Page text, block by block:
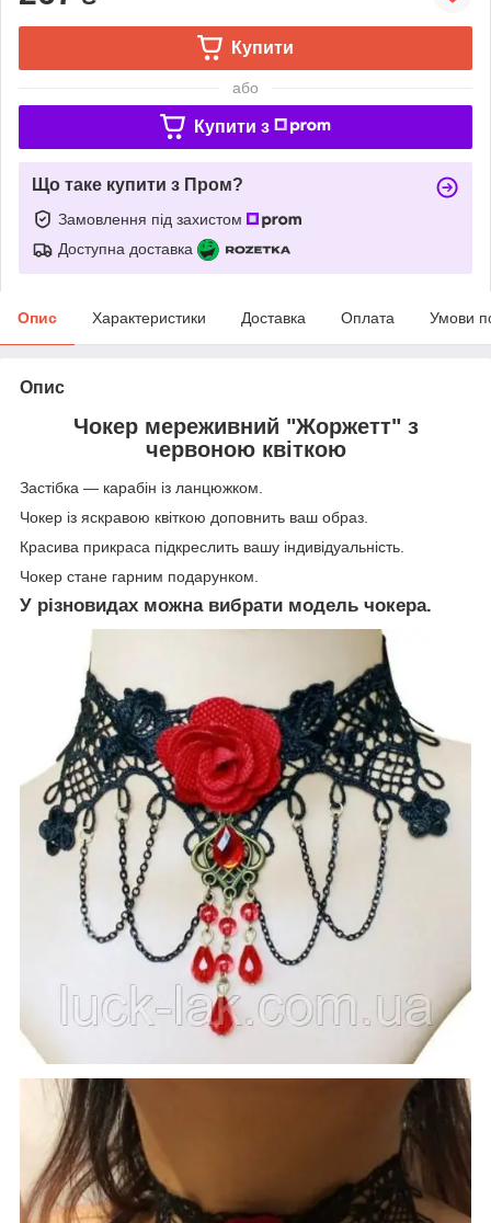
Купити
або
Купити з
Що таке купити з Пром?
Замовлення під захистом
Доступна доставка
Опис Характеристики Доставка Оплата Умови
Опис
Чокер мереживний "Жоржетт" з
червоною квіткою
Застібка — карабін із ланцюжком.
Чокер із яскравою квіткою доповнить ваш образ.
Красива прикраса підкреслить вашу індивідуальність.
Чокер стане гарним подарунком.
У різновидах можна вибрати модель чокера.